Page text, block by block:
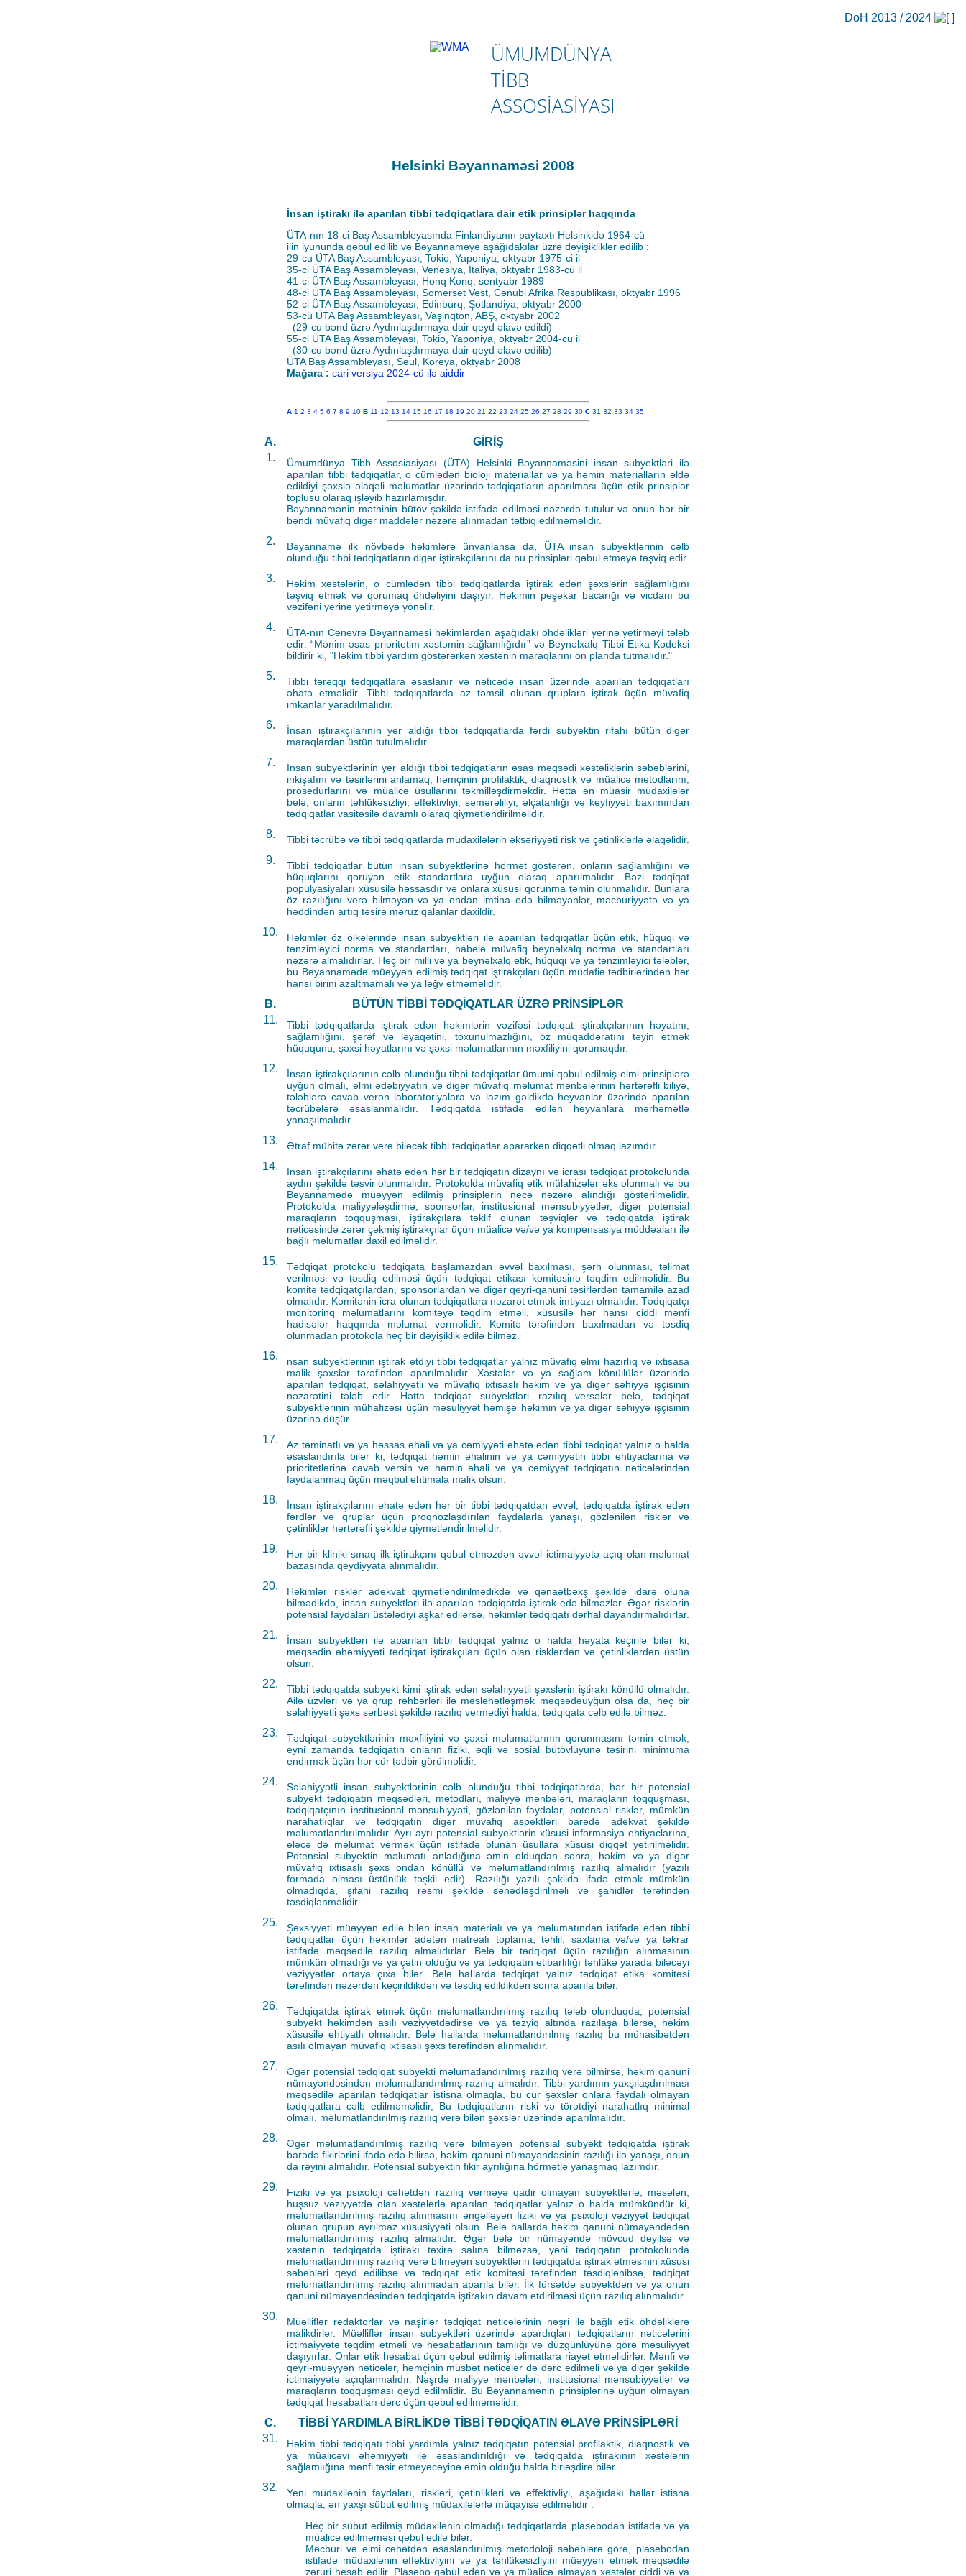
DoH 2013 / 2024
ÜMUMDÜNYA
TIBB
ASSOSIASIYASI
Helsinki Bəyannaməsi 2008
İnsan iştirakı ilə aparılan tibbi tədqiqatlara dair etik prinsiplər haqqında
ÜTA-nın 18-ci Baş Assambleyasında Finlandiyanın paytaxtı Helsinkidə 1964-cü
ilin iyununda qəbul edilib və Bəyannaməyə aşağıdakılar üzrə dəyişikliklər edilib :
29-cu ÜTA Baş Assambleyası, Tokio, Yaponiya, oktyabr 1975-ci il
35-ci ÜTA Baş Assambleyası, Venesiya, İtaliya, oktyabr 1983-cü il
41-ci ÜTA Baş Assambleyası, Honq Konq, sentyabr 1989
48-ci ÜTA Baş Assambleyası, Somerset Vest, Cənubi Afrika Respublikası, oktyabr 1996
52-ci ÜTA Baş Assambleyası, Edinburq, Şotlandiya, oktyabr 2000
53-cü ÜTA Baş Assambleyası, Vaşinqton, ABŞ, oktyabr 2002
(29-cu bənd üzrə Aydınlaşdırmaya dair qeyd əlavə edildi)
55-ci ÜTA Baş Assambleyası, Tokio, Yaponiya, oktyabr 2004-cü il
(30-cu bənd üzrə Aydınlaşdırmaya dair qeyd əlavə edilib)
ÜTA Baş Assambleyası, Seul, Koreya, oktyabr 2008
Mağara : cari versiya 2024-cü ilə aiddir
A 1 2 3 4 5 6 7 8 9 10 B 11 12 13 14 15 16 17 18 19 20 21 22 23 24 25 26 27 28 29 30 C 31 32 33 34 35
A.
GİRİŞ
1.
Ümumdünya Tibb Assosiasiyası (ÜTA) Helsinki Bəyannaməsini insan subyektləri ilə
aparılan tibbi tədqiqatlar, o cümlədən bioloji materiallar və ya həmin materialların əldə
edildiyi şəxslə əlaqəli məlumatlar üzərində tədqiqatların aparılması üçün etik prinsiplər
toplusu olaraq işləyib hazırlamışdır.
Bəyannamənin mətninin bütöv şəkildə istifadə edilməsi nəzərdə tutulur və onun hər bir
bəndi müvafiq digər maddələr nəzərə alınmadan tətbiq edilməməlidir.
2.
Bəyannamə ilk növbədə həkimlərə ünvanlansa da, ÜTA insan subyektlərinin cəlb
olunduğu tibbi tədqiqatların digər iştirakçılarını da bu prinsipləri qəbul etməyə təşviq edir.
3.
Həkim xəstələrin, o cümlədən tibbi tədqiqatlarda iştirak edən şəxslərin sağlamlığını
təşviq etmək və qorumaq öhdəliyini daşıyır. Həkimin peşəkar bacarığı və vicdanı bu
vəzifəni yerinə yetirməyə yönəlir.
4.
ÜTA-nın Cenevrə Bəyannaməsi həkimlərdən aşağıdakı öhdəlikləri yerinə yetirməyi tələb
edir: “Mənim əsas prioritetim xəstəmin sağlamlığıdır” və Beynəlxalq Tibbi Etika Kodeksi
bildirir ki, "Həkim tibbi yardım göstərərkən xəstənin maraqlarını ön planda tutmalıdır."
5.
Tibbi tərəqqi tədqiqatlara əsaslanır və nəticədə insan üzərində aparılan tədqiqatları
əhatə etməlidir. Tibbi tədqiqatlarda az təmsil olunan qruplara iştirak üçün müvafiq
imkanlar yaradılmalıdır.
6.
İnsan iştirakçılarının yer aldığı tibbi tədqiqatlarda fərdi subyektin rifahı bütün digər
maraqlardan üstün tutulmalıdır.
7.
İnsan subyektlərinin yer aldığı tibbi tədqiqatların əsas məqsədi xəstəliklərin səbəblərini,
inkişafını və təsirlərini anlamaq, həmçinin profilaktik, diaqnostik və müalicə metodlarını,
prosedurlarını və müalicə üsullarını təkmilləşdirməkdir. Hətta ən müasir müdaxilələr
belə, onların təhlükəsizliyi, effektivliyi, səmərəliliyi, əlçatanlığı və keyfiyyəti baxımından
tədqiqatlar vasitəsilə davamlı olaraq qiymətləndirilməlidir.
8. Tibbi təcrübə və tibbi tədqiqatlarda müdaxilələrin əksəriyyəti risk və çətinliklərlə əlaqəlidir.
9.
Tibbi tədqiqatlar bütün insan subyektlərinə hörmət göstərən, onların sağlamlığını və
hüquqlarını qoruyan etik standartlara uyğun olaraq aparılmalıdır. Bəzi tədqiqat
populyasiyaları xüsusilə həssasdır və onlara xüsusi qorunma təmin olunmalıdır. Bunlara
öz razılığını verə bilməyən və ya ondan imtina edə bilməyənlər, məcburiyyətə və ya
həddindən artıq təsirə məruz qalanlar daxildir.
10.
Həkimlər öz ölkələrində insan subyektləri ilə aparılan tədqiqatlar üçün etik, hüquqi və
tənzimləyici norma və standartları, habelə müvafiq beynəlxalq norma və standartları
nəzərə almalıdırlar. Heç bir milli və ya beynəlxalq etik, hüquqi və ya tənzimləyici tələblər,
bu Bəyannamədə müəyyən edilmiş tədqiqat iştirakçıları üçün müdafiə tədbirlərindən hər
hansı birini azaltmamalı və ya ləğv etməməlidir.
B.
BÜTÜN TİBBİ TƏDQİQATLAR ÜZRƏ PRİNSİPLƏR
11.
Tibbi tədqiqatlarda iştirak edən həkimlərin vəzifəsi tədqiqat iştirakçılarının həyatını,
sağlamlığını, şərəf və ləyaqətini, toxunulmazlığını, öz müqaddəratını təyin etmək
hüququnu, şəxsi həyatlarını və şəxsi məlumatlarının məxfiliyini qorumaqdır.
12.
İnsan iştirakçılarının cəlb olunduğu tibbi tədqiqatlar ümumi qəbul edilmiş elmi prinsiplərə
uyğun olmalı, elmi ədəbiyyatın və digər müvafiq məlumat mənbələrinin hərtərəfli biliyə,
tələblərə cavab verən laboratoriyalara və lazım gəldikdə heyvanlar üzərində aparılan
təcrübələrə əsaslanmalıdır. Tədqiqatda istifadə edilən heyvanlara mərhəmətlə
yanaşılmalıdır.
13. Ətraf mühitə zərər verə biləcək tibbi tədqiqatlar apararkən diqqətli olmaq lazımdır.
14.
İnsan iştirakçılarını əhatə edən hər bir tədqiqatın dizaynı və icrası tədqiqat protokolunda
aydın şəkildə təsvir olunmalıdır. Protokolda müvafiq etik mülahizələr əks olunmalı və bu
Bəyannamədə müəyyən edilmiş prinsiplərin necə nəzərə alındığı göstərilməlidir.
Protokolda maliyyələşdirmə, sponsorlar, institusional mənsubiyyətlər, digər potensial
maraqların toqquşması, iştirakçılara təklif olunan təşviqlər və tədqiqatda iştirak
nəticəsində zərər çəkmiş iştirakçılar üçün müalicə və/və ya kompensasiya müddəaları ilə
bağlı məlumatlar daxil edilməlidir.
15.
Tədqiqat protokolu tədqiqata başlamazdan əvvəl baxılması, şərh olunması, təlimat
verilməsi və təsdiq edilməsi üçün tədqiqat etikası komitəsinə təqdim edilməlidir. Bu
komitə tədqiqatçılardan, sponsorlardan və digər qeyri-qanuni təsirlərdən tamamilə azad
olmalıdır. Komitənin icra olunan tədqiqatlara nəzarət etmək imtiyazı olmalıdır. Tədqiqatçı
monitorinq məlumatlarını komitəyə təqdim etməli, xüsusilə hər hansı ciddi mənfi
hadisələr haqqında məlumat verməlidir. Komitə tərəfindən baxılmadan və təsdiq
olunmadan protokola heç bir dəyişiklik edilə bilməz.
16.
nsan subyektlərinin iştirak etdiyi tibbi tədqiqatlar yalnız müvafiq elmi hazırlıq və ixtisasa
malik şəxslər tərəfindən aparılmalıdır. Xəstələr və ya sağlam könüllülər üzərində
aparılan tədqiqat, səlahiyyətli və müvafiq ixtisaslı həkim və ya digər səhiyyə işçisinin
nəzarətini tələb edir. Hətta tədqiqat subyektləri razılıq versələr belə, tədqiqat
subyektlərinin mühafizəsi üçün məsuliyyət həmişə həkimin və ya digər səhiyyə işçisinin
üzərinə düşür.
17.
Az təminatlı və ya həssas əhali və ya cəmiyyəti əhatə edən tibbi tədqiqat yalnız o halda
əsaslandırıla bilər ki, tədqiqat həmin əhalinin və ya cəmiyyətin tibbi ehtiyaclarına və
prioritetlərinə cavab versin və həmin əhali və ya cəmiyyət tədqiqatın nəticələrindən
faydalanmaq üçün məqbul ehtimala malik olsun.
18.
İnsan iştirakçılarını əhatə edən hər bir tibbi tədqiqatdan əvvəl, tədqiqatda iştirak edən
fərdlər və qruplar üçün proqnozlaşdırılan faydalarla yanaşı, gözlənilən risklər və
çətinliklər hərtərəfli şəkildə qiymətləndirilməlidir.
19.
Hər bir kliniki sınaq ilk iştirakçını qəbul etməzdən əvvəl ictimaiyyətə açıq olan məlumat
bazasında qeydiyyata alınmalıdır.
20.
Həkimlər risklər adekvat qiymətləndirilmədikdə və qənaətbəxş şəkildə idarə oluna
bilmədikdə, insan subyektləri ilə aparılan tədqiqatda iştirak edə bilməzlər. Əgər risklərin
potensial faydaları üstələdiyi aşkar edilərsə, həkimlər tədqiqatı dərhal dayandırmalıdırlar.
21.
İnsan subyektləri ilə aparılan tibbi tədqiqat yalnız o halda həyata keçirilə bilər ki,
məqsədin əhəmiyyəti tədqiqat iştirakçıları üçün olan risklərdən və çətinliklərdən üstün
olsun.
22.
Tibbi tədqiqatda subyekt kimi iştirak edən səlahiyyətli şəxslərin iştirakı könüllü olmalıdır.
Ailə üzvləri və ya qrup rəhbərləri ilə məsləhətləşmək məqsədəuyğun olsa da, heç bir
səlahiyyətli şəxs sərbəst şəkildə razılıq vermədiyi halda, tədqiqata cəlb edilə bilməz.
23.
Tədqiqat subyektlərinin məxfiliyini və şəxsi məlumatlarının qorunmasını təmin etmək,
eyni zamanda tədqiqatın onların fiziki, əqli və sosial bütövlüyünə təsirini minimuma
endirmək üçün hər cür tədbir görülməlidir.
24.
Səlahiyyətli insan subyektlərinin cəlb olunduğu tibbi tədqiqatlarda, hər bir potensial
subyekt tədqiqatın məqsədləri, metodları, maliyyə mənbələri, maraqların toqquşması,
tədqiqatçının institusional mənsubiyyəti, gözlənilən faydalar, potensial risklər, mümkün
narahatlıqlar və tədqiqatın digər müvafiq aspektləri barədə adekvat şəkildə
məlumatlandırılmalıdır. Ayrı-ayrı potensial subyektlərin xüsusi informasiya ehtiyaclarına,
eləcə də məlumat vermək üçün istifadə olunan üsullara xüsusi diqqət yetirilməlidir.
Potensial subyektin məlumatı anladığına əmin olduqdan sonra, həkim və ya digər
müvafiq ixtisaslı şəxs ondan könüllü və məlumatlandırılmış razılıq almalıdır (yazılı
formada olması üstünlük təşkil edir). Razılığı yazılı şəkildə ifadə etmək mümkün
olmadıqda, şifahi razılıq rəsmi şəkildə sənədləşdirilməli və şahidlər tərəfindən
təsdiqlənməlidir.
25.
Şəxsiyyəti müəyyən edilə bilən insan materialı və ya məlumatından istifadə edən tibbi
tədqiqatlar üçün həkimlər adətən matrealı toplama, təhlil, saxlama və/və ya təkrar
istifadə məqsədilə razılıq almalıdırlar. Belə bir tədqiqat üçün razılığın alınmasının
mümkün olmadığı və ya çətin olduğu və ya tədqiqatın etibarlılığı təhlükə yarada biləcəyi
vəziyyətlər ortaya çıxa bilər. Belə hallarda tədqiqat yalnız tədqiqat etika komitəsi
tərəfindən nəzərdən keçirildikdən və təsdiq edildikdən sonra aparıla bilər.
26.
Tədqiqatda iştirak etmək üçün məlumatlandırılmış razılıq tələb olunduqda, potensial
subyekt həkimdən asılı vəziyyətdədirsə və ya təzyiq altında razılaşa bilərsə, həkim
xüsusilə ehtiyatlı olmalıdır. Belə hallarda məlumatlandırılmış razılıq bu münasibətdən
asılı olmayan müvafiq ixtisaslı şəxs tərəfindən alınmalıdır.
27.
Əgər potensial tədqiqat subyekti məlumatlandırılmış razılıq verə bilmirsə, həkim qanuni
nümayəndəsindən məlumatlandırılmış razılıq almalıdır. Tibbi yardımın yaxşılaşdırılması
məqsədilə aparılan tədqiqatlar istisna olmaqla, bu cür şəxslər onlara faydalı olmayan
tədqiqatlara cəlb edilməməlidir, Bu tədqiqatların riski və törətdiyi narahatlıq minimal
olmalı, məlumatlandırılmış razılıq verə bilən şəxslər üzərində aparılmalıdır.
28.
Əgər məlumatlandırılmış razılıq verə bilməyən potensial subyekt tədqiqatda iştirak
barədə fikirlərini ifadə edə bilirsə, həkim qanuni nümayəndəsinin razılığı ilə yanaşı, onun
da rəyini almalıdır. Potensial subyektin fikir ayrılığına hörmətlə yanaşmaq lazımdır.
29.
Fiziki və ya psixoloji cəhətdən razılıq verməyə qadir olmayan subyektlərlə, məsələn,
huşsuz vəziyyətdə olan xəstələrlə aparılan tədqiqatlar yalnız o halda mümkündür ki,
məlumatlandırılmış razılıq alınmasını əngəlləyən fiziki və ya psixoloji vəziyyət tədqiqat
olunan qrupun ayrılmaz xüsusiyyəti olsun. Belə hallarda həkim qanuni nümayəndədən
məlumatlandırılmış razılıq almalıdır. Əgər belə bir nümayəndə mövcud deyilsə və
xəstənin tədqiqatda iştirakı təxirə salına bilməzsə, yəni tədqiqatın protokolunda
məlumatlandırılmış razılıq verə bilməyən subyektlərin tədqiqatda iştirak etməsinin xüsusi
səbəbləri qeyd edilibsə və tədqiqat etik komitəsi tərəfindən təsdiqlənibsə, tədqiqat
məlumatlandırılmış razılıq alınmadan aparıla bilər. İlk fürsətdə subyektdən və ya onun
qanuni nümayəndəsindən tədqiqatda iştirakın davam etdirilməsi üçün razılıq alınmalıdır.
30.
Müəlliflər redaktorlar və naşirlər tədqiqat nəticələrinin nəşri ilə bağlı etik öhdəliklərə
malikdirlər. Müəlliflər insan subyektləri üzərində apardıqları tədqiqatların nəticələrini
ictimaiyyətə təqdim etməli və hesabatlarının tamlığı və düzgünlüyünə görə məsuliyyət
daşıyırlar. Onlar etik hesabat üçün qəbul edilmiş təlimatlara riayət etməlidirlər. Mənfi və
qeyri-müəyyən nəticələr, həmçinin müsbət nəticələr də dərc edilməli və ya digər şəkildə
ictimaiyyətə açıqlanmalıdır. Nəşrdə maliyyə mənbələri, institusional mənsubiyyətlər və
maraqların toqquşması qeyd edilmlidir. Bu Bəyannamənin prinsiplərinə uyğun olmayan
tədqiqat hesabatları dərc üçün qəbul edilməməlidir.
C.
TİBBİ YARDIMLA BİRLİKDƏ TİBBİ TƏDQİQATIN ƏLAVƏ PRİNSİPLƏRİ
31.
Həkim tibbi tədqiqatı tibbi yardımla yalnız tədqiqatın potensial profilaktik, diaqnostik və
ya müalicəvi əhəmiyyəti ilə əsaslandırıldığı və tədqiqatda iştirakının xəstələrin
sağlamlığına mənfi təsir etməyəcəyinə əmin olduğu halda birləşdirə bilər.
32.
Yeni müdaxilənin faydaları, riskləri, çətinlikləri və effektivliyi, aşağıdakı hallar istisna
olmaqla, ən yaxşı sübut edilmiş müdaxilələrlə müqayisə edilməlidir :
Heç bir sübut edilmiş müdaxilənin olmadığı tədqiqatlarda plasebodan istifadə və ya
müalicə edilməməsi qəbul edilə bilər.
Məcburi və elmi cəhətdən əsaslandırılmış metodoloji səbəblərə görə, plasebodan
istifadə müdaxilənin effektivliyini və ya təhlükəsizliyini müəyyən etmək məqsədilə
zəruri hesab edilir. Plasebo qəbul edən və ya müalicə almayan xəstələr ciddi və ya